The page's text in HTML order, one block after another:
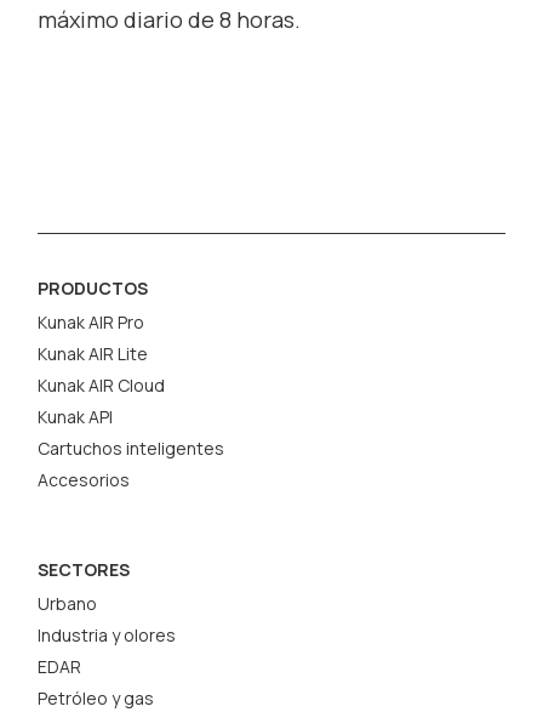
máximo diario de 8 horas.
PRODUCTOS
Kunak AIR Pro
Kunak AIR Lite
Kunak AIR Cloud
Kunak API
Cartuchos inteligentes
Accesorios
SECTORES
Urbano
Industria y olores
EDAR
Petróleo y gas